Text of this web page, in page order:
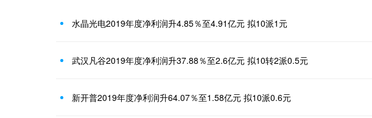
水晶光电2019年度净利润升4.85％至4.91亿元 拟10派1元
武汉凡谷2019年度净利润升37.88％至2.6亿元 拟10转2派0.5元
新开普2019年度净利润升64.07％至1.58亿元 拟10派0.6元